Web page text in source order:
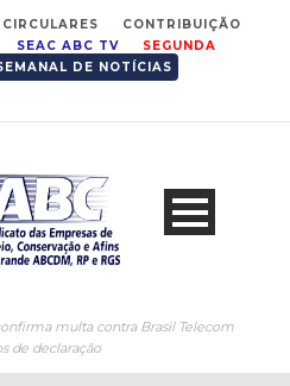
CIRCULARES
CONTRIBUIÇÃO
SEAC ABC TV
SEGUNDA
DE NOTÍCIAS
multa contra Brasil Telecom
de declaração